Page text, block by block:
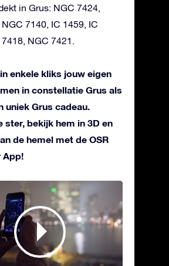
in Grus: NGC 7424,
7140, IC 1459, IC
NGC 7421.
enkele kliks jouw eigen
in constellatie Grus als
uniek Grus cadeau.
ster, bekijk hem in 3D en
de hemel met de OSR
App!